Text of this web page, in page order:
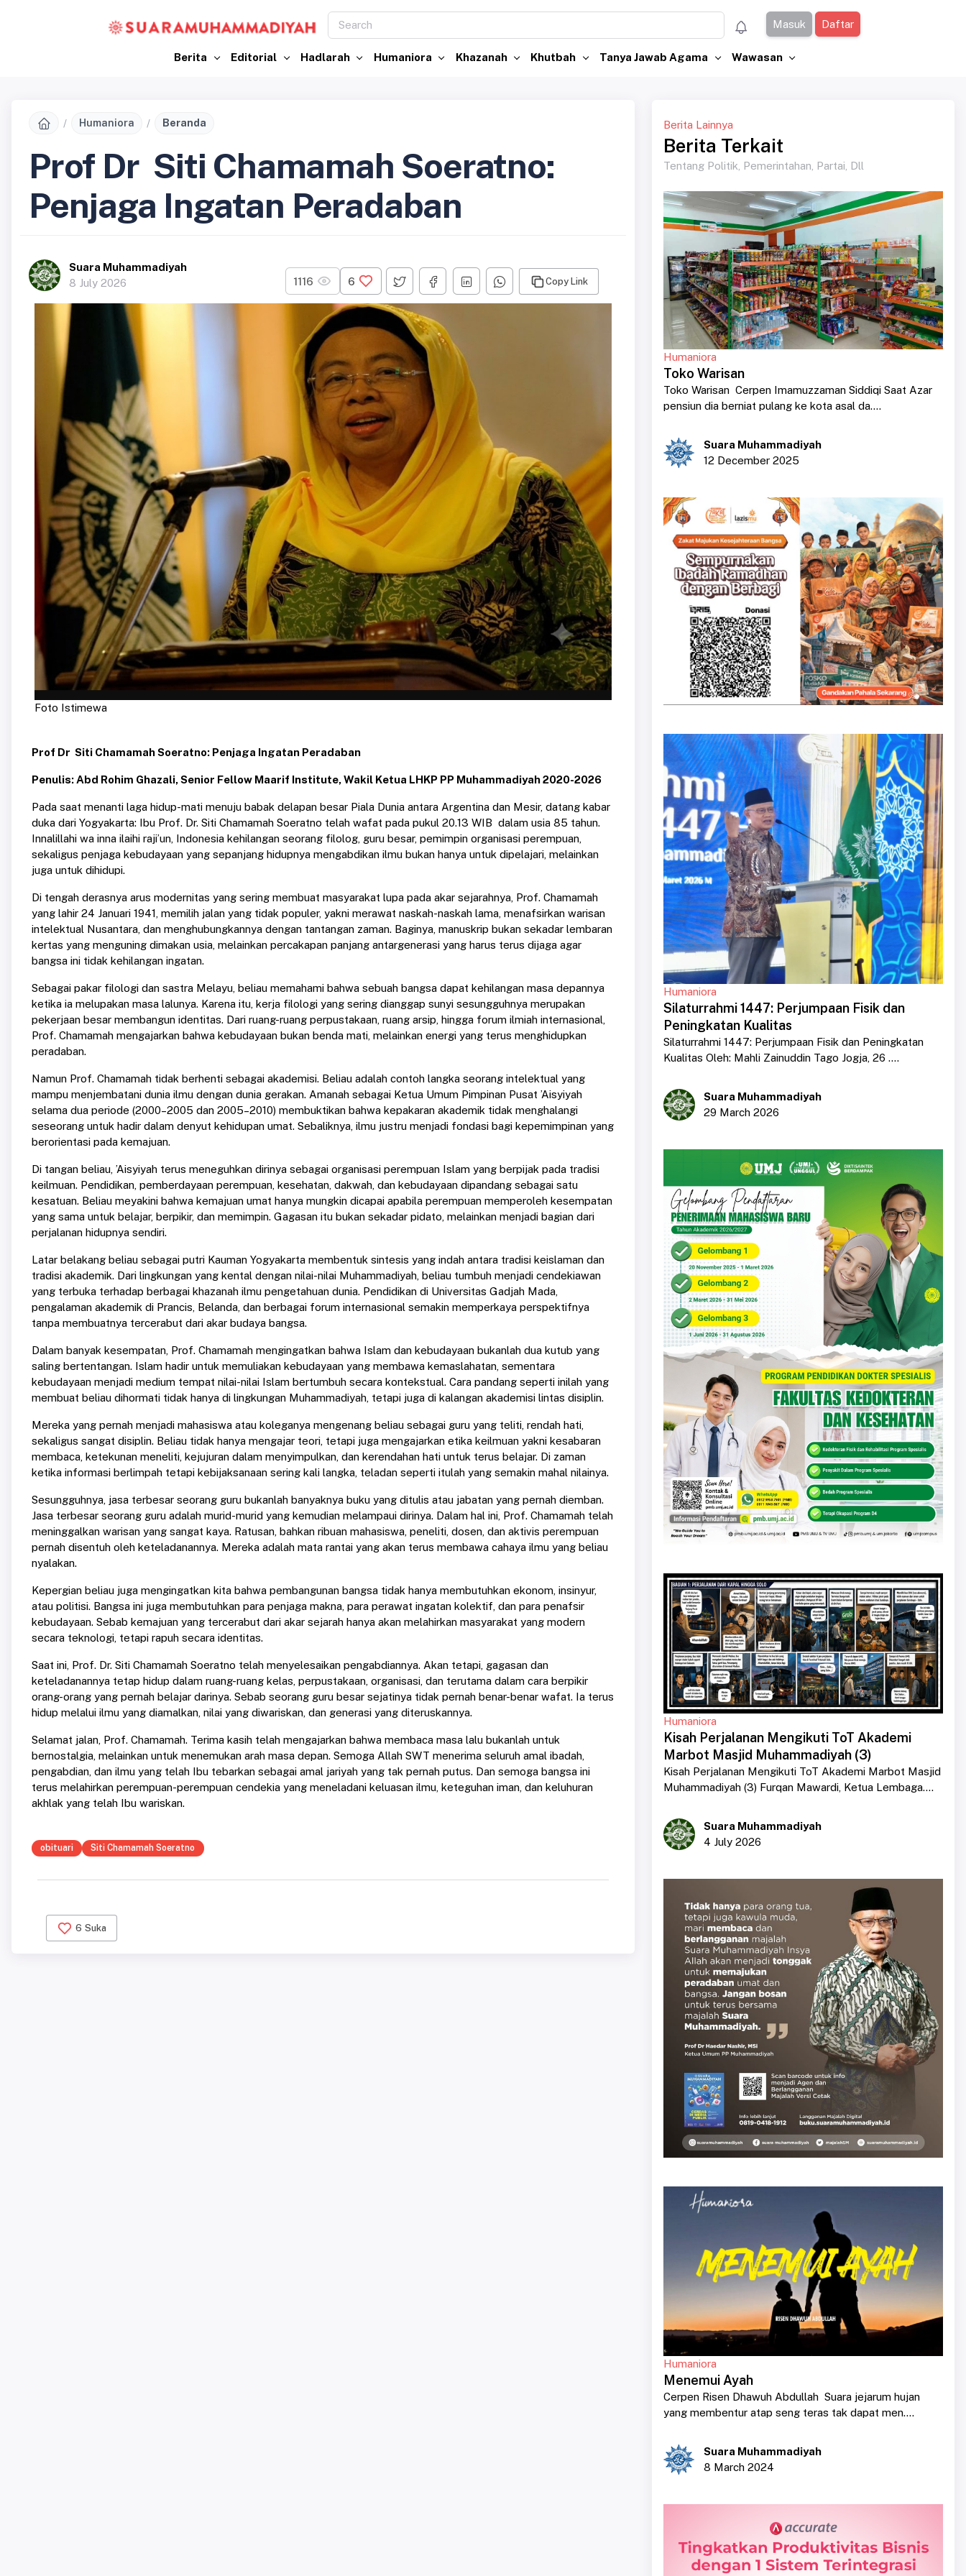
Masuk Daftar
Berita Editorial Hadlarah Humaniora Khazanah Khutbah Tanya Jawab Agama Wawasan
Humaniora Beranda
Prof Dr Siti Chamamah Soeratno:
Penjaga Ingatan Peradaban
Suara Muhammadiyah
8 July 2026
1116 6 Copy Link
Foto Istimewa
Prof Dr Siti Chamamah Soeratno: Penjaga Ingatan Peradaban
Penulis: Abd Rohim Ghazali, Senior Fellow Maarif Institute, Wakil Ketua LHKP PP Muhammadiyah 2020-2026
Pada saat menanti laga hidup-mati menuju babak delapan besar Piala Dunia antara Argentina dan Mesir, datang kabar
duka dari Yogyakarta: Ibu Prof. Dr. Siti Chamamah Soeratno telah wafat pada pukul 20.13 WIB dalam usia 85 tahun.
Innalillahi wa inna ilaihi raji’un, Indonesia kehilangan seorang filolog, guru besar, pemimpin organisasi perempuan,
sekaligus penjaga kebudayaan yang sepanjang hidupnya mengabdikan ilmu bukan hanya untuk dipelajari, melainkan
juga untuk dihidupi.
Di tengah derasnya arus modernitas yang sering membuat masyarakat lupa pada akar sejarahnya, Prof. Chamamah
yang lahir 24 Januari 1941, memilih jalan yang tidak populer, yakni merawat naskah-naskah lama, menafsirkan warisan
intelektual Nusantara, dan menghubungkannya dengan tantangan zaman. Baginya, manuskrip bukan sekadar lembaran
kertas yang menguning dimakan usia, melainkan percakapan panjang antargenerasi yang harus terus dijaga agar
bangsa ini tidak kehilangan ingatan.
Sebagai pakar filologi dan sastra Melayu, beliau memahami bahwa sebuah bangsa dapat kehilangan masa depannya
ketika ia melupakan masa lalunya. Karena itu, kerja filologi yang sering dianggap sunyi sesungguhnya merupakan
pekerjaan besar membangun identitas. Dari ruang-ruang perpustakaan, ruang arsip, hingga forum ilmiah internasional,
Prof. Chamamah mengajarkan bahwa kebudayaan bukan benda mati, melainkan energi yang terus menghidupkan
peradaban.
Namun Prof. Chamamah tidak berhenti sebagai akademisi. Beliau adalah contoh langka seorang intelektual yang
mampu menjembatani dunia ilmu dengan dunia gerakan. Amanah sebagai Ketua Umum Pimpinan Pusat ’Aisyiyah
selama dua periode (2000–2005 dan 2005–2010) membuktikan bahwa kepakaran akademik tidak menghalangi
seseorang untuk hadir dalam denyut kehidupan umat. Sebaliknya, ilmu justru menjadi fondasi bagi kepemimpinan yang
berorientasi pada kemajuan.
Di tangan beliau, ’Aisyiyah terus meneguhkan dirinya sebagai organisasi perempuan Islam yang berpijak pada tradisi
keilmuan. Pendidikan, pemberdayaan perempuan, kesehatan, dakwah, dan kebudayaan dipandang sebagai satu
kesatuan. Beliau meyakini bahwa kemajuan umat hanya mungkin dicapai apabila perempuan memperoleh kesempatan
yang sama untuk belajar, berpikir, dan memimpin. Gagasan itu bukan sekadar pidato, melainkan menjadi bagian dari
perjalanan hidupnya sendiri.
Latar belakang beliau sebagai putri Kauman Yogyakarta membentuk sintesis yang indah antara tradisi keislaman dan
tradisi akademik. Dari lingkungan yang kental dengan nilai-nilai Muhammadiyah, beliau tumbuh menjadi cendekiawan
yang terbuka terhadap berbagai khazanah ilmu pengetahuan dunia. Pendidikan di Universitas Gadjah Mada,
pengalaman akademik di Prancis, Belanda, dan berbagai forum internasional semakin memperkaya perspektifnya
tanpa membuatnya tercerabut dari akar budaya bangsa.
Dalam banyak kesempatan, Prof. Chamamah mengingatkan bahwa Islam dan kebudayaan bukanlah dua kutub yang
saling bertentangan. Islam hadir untuk memuliakan kebudayaan yang membawa kemaslahatan, sementara
kebudayaan menjadi medium tempat nilai-nilai Islam bertumbuh secara kontekstual. Cara pandang seperti inilah yang
membuat beliau dihormati tidak hanya di lingkungan Muhammadiyah, tetapi juga di kalangan akademisi lintas disiplin.
Mereka yang pernah menjadi mahasiswa atau koleganya mengenang beliau sebagai guru yang teliti, rendah hati,
sekaligus sangat disiplin. Beliau tidak hanya mengajar teori, tetapi juga mengajarkan etika keilmuan yakni kesabaran
membaca, ketekunan meneliti, kejujuran dalam menyimpulkan, dan kerendahan hati untuk terus belajar. Di zaman
ketika informasi berlimpah tetapi kebijaksanaan sering kali langka, teladan seperti itulah yang semakin mahal nilainya.
Sesungguhnya, jasa terbesar seorang guru bukanlah banyaknya buku yang ditulis atau jabatan yang pernah diemban.
Jasa terbesar seorang guru adalah murid-murid yang kemudian melampaui dirinya. Dalam hal ini, Prof. Chamamah telah
meninggalkan warisan yang sangat kaya. Ratusan, bahkan ribuan mahasiswa, peneliti, dosen, dan aktivis perempuan
pernah disentuh oleh keteladanannya. Mereka adalah mata rantai yang akan terus membawa cahaya ilmu yang beliau
nyalakan.
Kepergian beliau juga mengingatkan kita bahwa pembangunan bangsa tidak hanya membutuhkan ekonom, insinyur,
atau politisi. Bangsa ini juga membutuhkan para penjaga makna, para perawat ingatan kolektif, dan para penafsir
kebudayaan. Sebab kemajuan yang tercerabut dari akar sejarah hanya akan melahirkan masyarakat yang modern
secara teknologi, tetapi rapuh secara identitas.
Saat ini, Prof. Dr. Siti Chamamah Soeratno telah menyelesaikan pengabdiannya. Akan tetapi, gagasan dan
keteladanannya tetap hidup dalam ruang-ruang kelas, perpustakaan, organisasi, dan terutama dalam cara berpikir
orang-orang yang pernah belajar darinya. Sebab seorang guru besar sejatinya tidak pernah benar-benar wafat. Ia terus
hidup melalui ilmu yang diamalkan, nilai yang diwariskan, dan generasi yang diteruskannya.
Selamat jalan, Prof. Chamamah. Terima kasih telah mengajarkan bahwa membaca masa lalu bukanlah untuk
bernostalgia, melainkan untuk menemukan arah masa depan. Semoga Allah SWT menerima seluruh amal ibadah,
pengabdian, dan ilmu yang telah Ibu tebarkan sebagai amal jariyah yang tak pernah putus. Dan semoga bangsa ini
terus melahirkan perempuan-perempuan cendekia yang meneladani keluasan ilmu, keteguhan iman, dan keluhuran
akhlak yang telah Ibu wariskan.
obituari Siti Chamamah Soeratno
6 Suka
Berita Lainnya
Berita Terkait
Tentang Politik, Pemerintahan, Partai, Dll
Humaniora
Toko Warisan
Toko Warisan Cerpen Imamuzzaman Siddiqi Saat Azar
pensiun dia berniat pulang ke kota asal da....
Suara Muhammadiyah
12 December 2025
Humaniora
Silaturrahmi 1447: Perjumpaan Fisik dan
Peningkatan Kualitas
Silaturrahmi 1447: Perjumpaan Fisik dan Peningkatan
Kualitas Oleh: Mahli Zainuddin Tago Jogja, 26 ....
Suara Muhammadiyah
29 March 2026
Humaniora
Kisah Perjalanan Mengikuti ToT Akademi
Marbot Masjid Muhammadiyah (3)
Kisah Perjalanan Mengikuti ToT Akademi Marbot Masjid
Muhammadiyah (3) Furqan Mawardi, Ketua Lembaga....
Suara Muhammadiyah
4 July 2026
Humaniora
Menemui Ayah
Cerpen Risen Dhawuh Abdullah Suara jejarum hujan
yang membentur atap seng teras tak dapat men....
Suara Muhammadiyah
8 March 2024